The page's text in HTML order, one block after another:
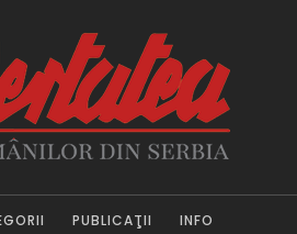
PUBLICAŢII INFO